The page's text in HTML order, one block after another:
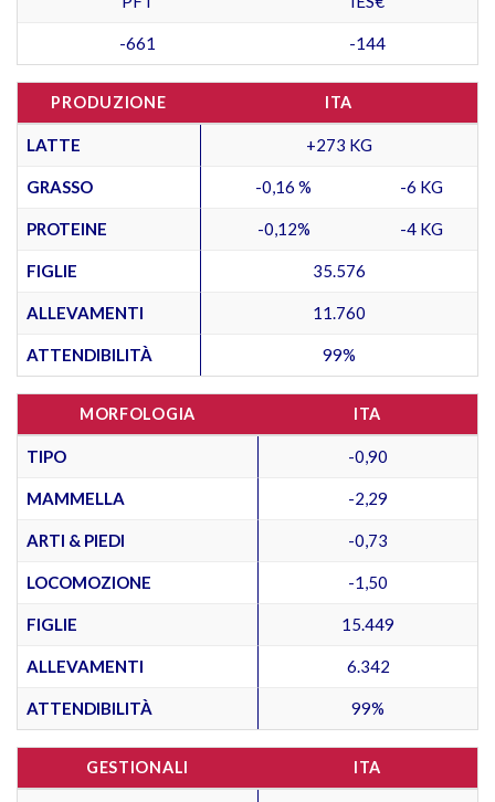
-661 -144
PRODUZIONE ITA
LATTE +273 KG
GRASSO -0,16 % -6 KG
PROTEINE -0,12% -4 KG
FIGLIE 35.576
ALLEVAMENTI 11.760
ATTENDIBILITÀ 99%
MORFOLOGIA ITA
TIPO -0,90
MAMMELLA -2,29
ARTI & PIEDI -0,73
LOCOMOZIONE -1,50
FIGLIE 15.449
ALLEVAMENTI 6.342
ATTENDIBILITÀ 99%
GESTIONALI ITA